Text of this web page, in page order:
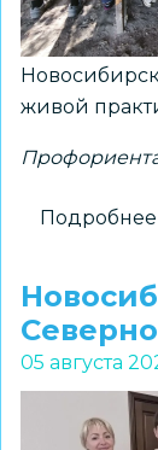
живой
Подробнее
05 августа